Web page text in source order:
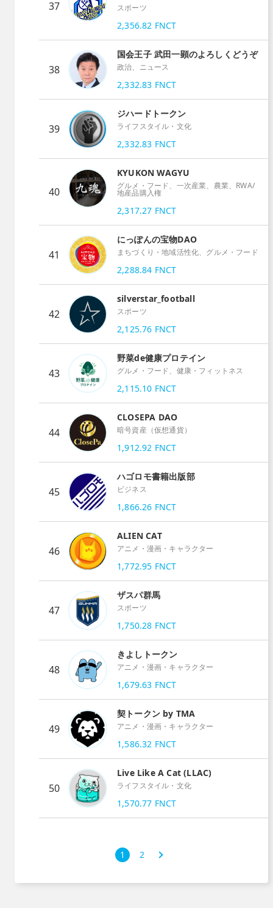
37 スポーツ
2,356.82 FNCT
38
国会王子 武田一顕のよろしくどうぞ
政治、ニュース
2,332.83 FNCT
39
ジハードトークン
ライフスタイル・文化
2,332.83 FNCT
40
KYUKON WAGYU
グルメ・フード、一次産業、農業、RWA/
地産品購入権
2,317.27 FNCT
41
にっぽんの宝物DAO
まちづくり・地域活性化、グルメ・フード
2,288.84 FNCT
42
silverstar_football
スポーツ
2,125.76 FNCT
43
野菜de健康プロテイン
グルメ・フード、健康・フィットネス
2,115.10 FNCT
44
CLOSEPA DAO
暗号資産（仮想通貨）
1,912.92 FNCT
45
ハゴロモ書籍出版部
ビジネス
1,866.26 FNCT
46
ALIEN CAT
アニメ・漫画・キャラクター
1,772.95 FNCT
47
ザスパ群馬
スポーツ
1,750.28 FNCT
48
きよしトークン
アニメ・漫画・キャラクター
1,679.63 FNCT
49
契トークン by TMA
アニメ・漫画・キャラクター
1,586.32 FNCT
50
Live Like A Cat (LLAC)
ライフスタイル・文化
1,570.77 FNCT
1 2